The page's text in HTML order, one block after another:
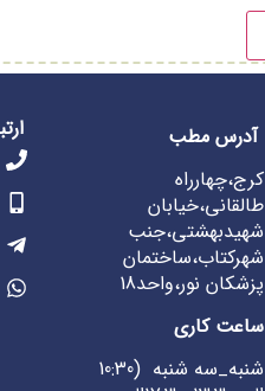
آدرس مطب
کرج،چهارراه
طالقانی،خیابان
شهیدبهشتی،جنب
شهرکتاب،ساختمان
پزشکان نور،واحد18
ساعت کاری
شنبه_سه شنبه (10:30